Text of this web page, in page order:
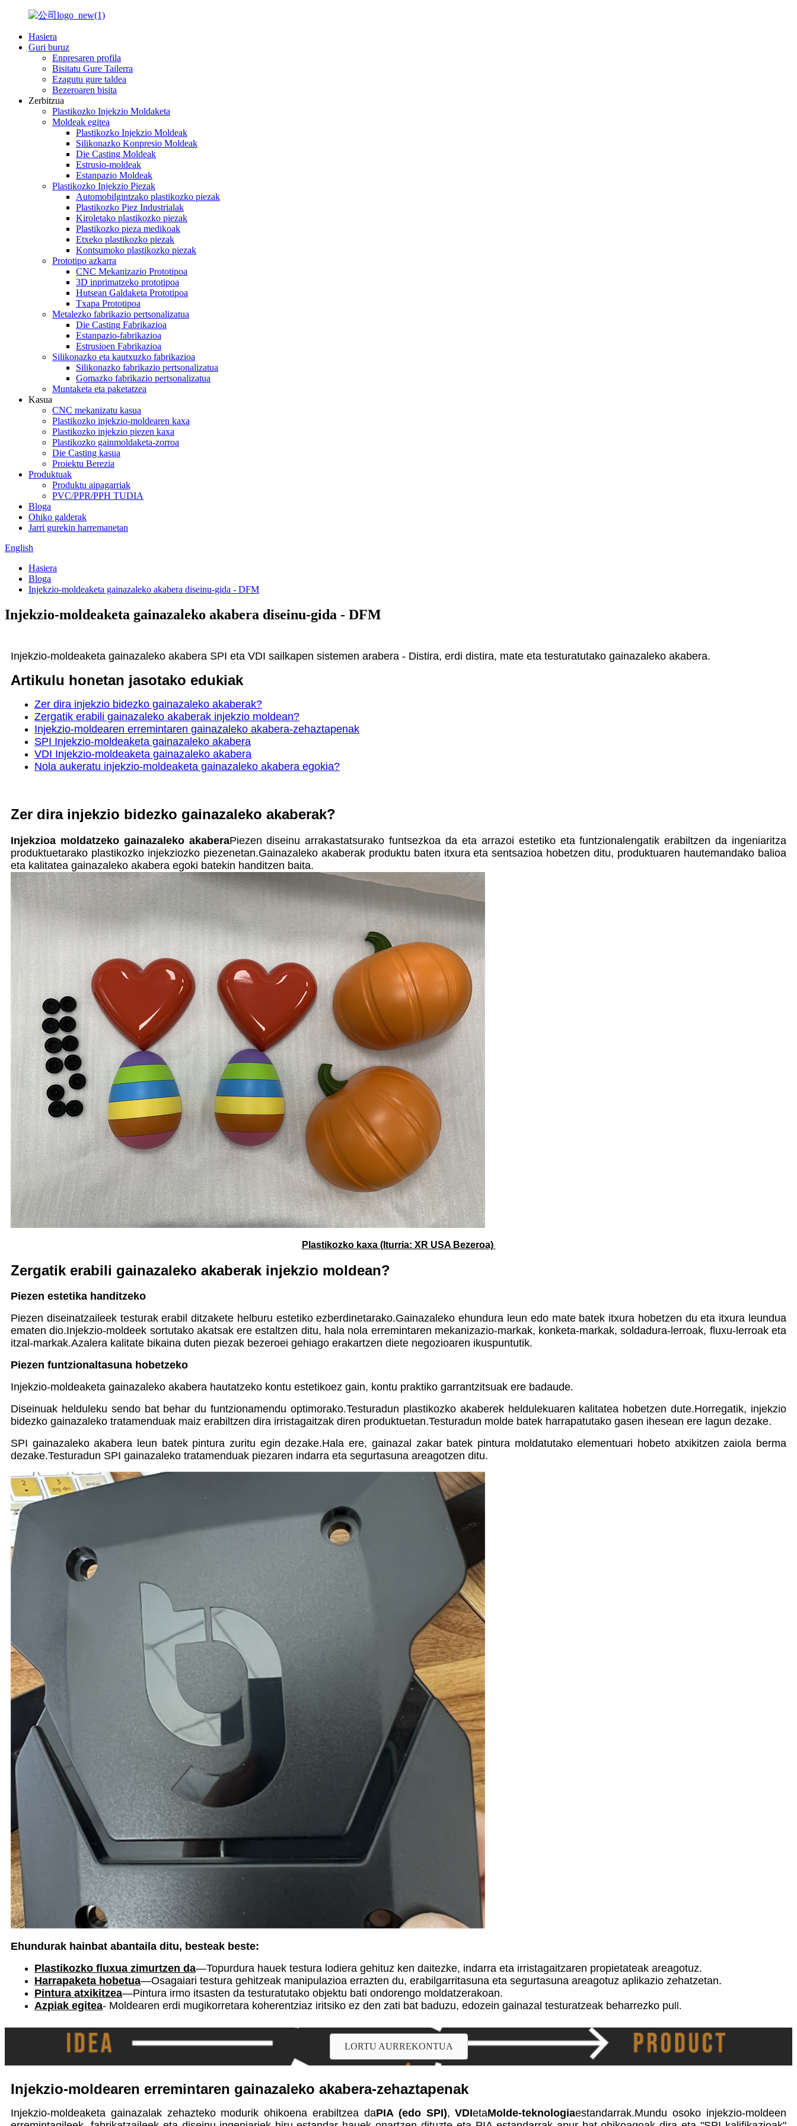
Hasiera
Guri buruz
Enpresaren profila
Bisitatu Gure Tailerra
Ezagutu gure taldea
Bezeroaren bisita
Zerbitzua
Plastikozko Injekzio Moldaketa
Moldeak egitea
Plastikozko Injekzio Moldeak
Silikonazko Konpresio Moldeak
Die Casting Moldeak
Estrusio-moldeak
Estanpazio Moldeak
Plastikozko Injekzio Piezak
Automobilgintzako plastikozko piezak
Plastikozko Piez Industrialak
Kiroletako plastikozko piezak
Plastikozko pieza medikoak
Etxeko plastikozko piezak
Kontsumoko plastikozko piezak
Prototipo azkarra
CNC Mekanizazio Prototipoa
3D inprimatzeko prototipoa
Hutsean Galdaketa Prototipoa
Txapa Prototipoa
Metalezko fabrikazio pertsonalizatua
Die Casting Fabrikazioa
Estanpazio-fabrikazioa
Estrusioen Fabrikazioa
Silikonazko eta kautxuzko fabrikazioa
Silikonazko fabrikazio pertsonalizatua
Gomazko fabrikazio pertsonalizatua
Muntaketa eta paketatzea
Kasua
CNC mekanizatu kasua
Plastikozko injekzio-moldearen kaxa
Plastikozko injekzio piezen kaxa
Plastikozko gainmoldaketa-zorroa
Die Casting kasua
Proiektu Berezia
Produktuak
Produktu aipagarriak
PVC/PPR/PPH TUDIA
Bloga
Ohiko galderak
Jarri gurekin harremanetan
English
Hasiera
Bloga
Injekzio-moldeaketa gainazaleko akabera diseinu-gida - DFM
Injekzio-moldeaketa gainazaleko akabera diseinu-gida - DFM
Injekzio-moldeaketa gainazaleko akabera SPI eta VDI sailkapen sistemen arabera - Distira, erdi distira, mate eta testuratutako gainazaleko akabera.
Artikulu honetan jasotako edukiak
Zer dira injekzio bidezko gainazaleko akaberak?
Zergatik erabili gainazaleko akaberak injekzio moldean?
Injekzio-moldearen erremintaren gainazaleko akabera-zehaztapenak
SPI Injekzio-moldeaketa gainazaleko akabera
VDI Injekzio-moldeaketa gainazaleko akabera
Nola aukeratu injekzio-moldeaketa gainazaleko akabera egokia?
Zer dira injekzio bidezko gainazaleko akaberak?
Injekzioa moldatzeko gainazaleko akaberaPiezen diseinu arrakastatsurako funtsezkoa da eta arrazoi estetiko eta funtzionalengatik erabiltzen da ingeniaritza
produktuetarako plastikozko injekziozko piezenetan.Gainazaleko akaberak produktu baten itxura eta sentsazioa hobetzen ditu, produktuaren hautemandako balioa
eta kalitatea gainazaleko akabera egoki batekin handitzen baita.
Plastikozko kaxa (Iturria: XR USA Bezeroa)
Zergatik erabili gainazaleko akaberak injekzio moldean?
Piezen estetika handitzeko
Piezen diseinatzaileek testurak erabil ditzakete helburu estetiko ezberdinetarako.Gainazaleko ehundura leun edo mate batek itxura hobetzen du eta itxura leundua
ematen dio.Injekzio-moldeek sortutako akatsak ere estaltzen ditu, hala nola erremintaren mekanizazio-markak, konketa-markak, soldadura-lerroak, fluxu-lerroak eta
itzal-markak.Azalera kalitate bikaina duten piezak bezeroei gehiago erakartzen diete negozioaren ikuspuntutik.
Piezen funtzionaltasuna hobetzeko
Injekzio-moldeaketa gainazaleko akabera hautatzeko kontu estetikoez gain, kontu praktiko garrantzitsuak ere badaude.
Diseinuak helduleku sendo bat behar du funtzionamendu optimorako.Testuradun plastikozko akaberek heldulekuaren kalitatea hobetzen dute.Horregatik, injekzio
bidezko gainazaleko tratamenduak maiz erabiltzen dira irristagaitzak diren produktuetan.Testuradun molde batek harrapatutako gasen ihesean ere lagun dezake.
SPI gainazaleko akabera leun batek pintura zuritu egin dezake.Hala ere, gainazal zakar batek pintura moldatutako elementuari hobeto atxikitzen zaiola berma
dezake.Testuradun SPI gainazaleko tratamenduak piezaren indarra eta segurtasuna areagotzen ditu.
Ehundurak hainbat abantaila ditu, besteak beste:
Plastikozko fluxua zimurtzen da—Topurdura hauek testura lodiera gehituz ken daitezke, indarra eta irristagaitzaren propietateak areagotuz.
Harrapaketa hobetua—Osagaiari testura gehitzeak manipulazioa errazten du, erabilgarritasuna eta segurtasuna areagotuz aplikazio zehatzetan.
Pintura atxikitzea—Pintura irmo itsasten da testuratutako objektu bati ondorengo moldatzerakoan.
Azpiak egitea- Moldearen erdi mugikorretara koherentziaz iritsiko ez den zati bat baduzu, edozein gainazal testuratzeak beharrezko pu ll.
LORTU AURREKONTUA
Injekzio-moldearen erremintaren gainazaleko akabera-zehaztapenak
Injekzio-moldeaketa gainazalak zehazteko modurik ohikoena erabiltzea daPIA (edo SPI),VDIetaMolde-teknologiaestandarrak.Mundu osoko injekzio-moldeen